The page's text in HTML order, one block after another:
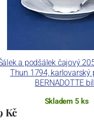
a podšálek čajový
Thun 1794, karlovarský
BERNADOTTE
Skladem 5 ks
Kč